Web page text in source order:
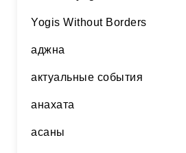
Yogis Without Borders
аджна
актуальные события
анахата
асаны